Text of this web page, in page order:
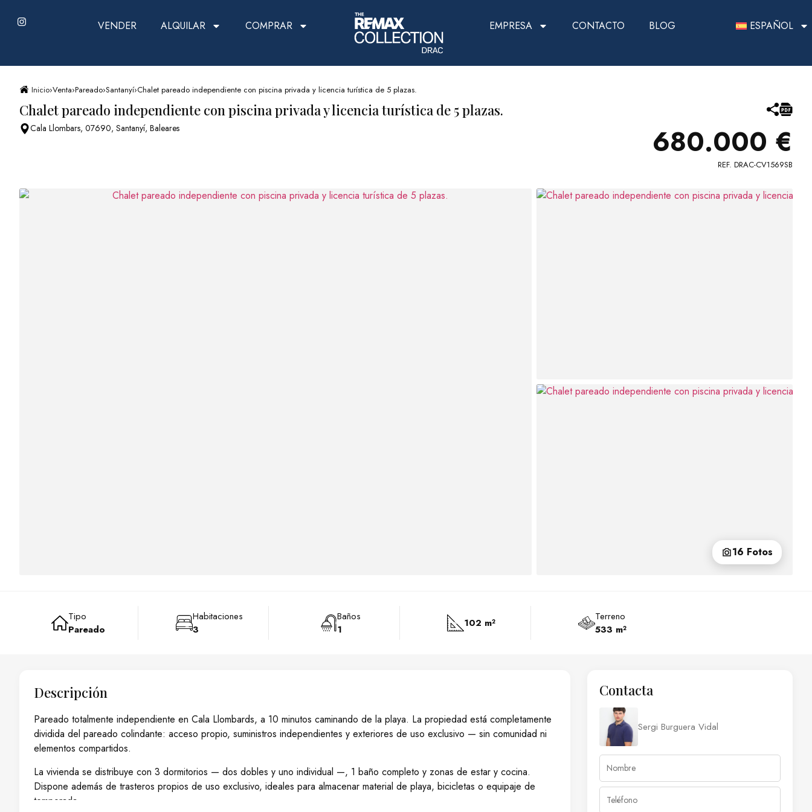
VENDER ALQUILAR COMPRAR EMPRESA CONTACTO BLOG ESPAÑOL
Inicio›Venta›Pareado›Santanyí›Chalet pareado independiente con piscina privada y licencia turística de 5 plazas.
Chalet pareado independiente con piscina privada y licencia turística de 5 plazas.
Cala Llombars, 07690, Santanyí, Baleares 680.000 €
REF. DRAC-CV1569SB
16 Fotos
Tipo
Pareado
Habitaciones
3
Baños
1
102 m²
Terreno
533 m²
Descripción
Pareado totalmente independiente en Cala Llombards, a 10 minutos caminando de la playa. La propiedad está completamente
dividida del pareado colindante: acceso propio, suministros independientes y exteriores de uso exclusivo — sin comunidad ni
elementos compartidos.
La vivienda se distribuye con 3 dormitorios — dos dobles y uno individual —, 1 baño completo y zonas de estar y cocina.
Dispone además de trasteros propios de uso exclusivo, ideales para almacenar material de playa, bicicletas o equipaje de
temporada.
Contacta
Sergi Burguera Vidal